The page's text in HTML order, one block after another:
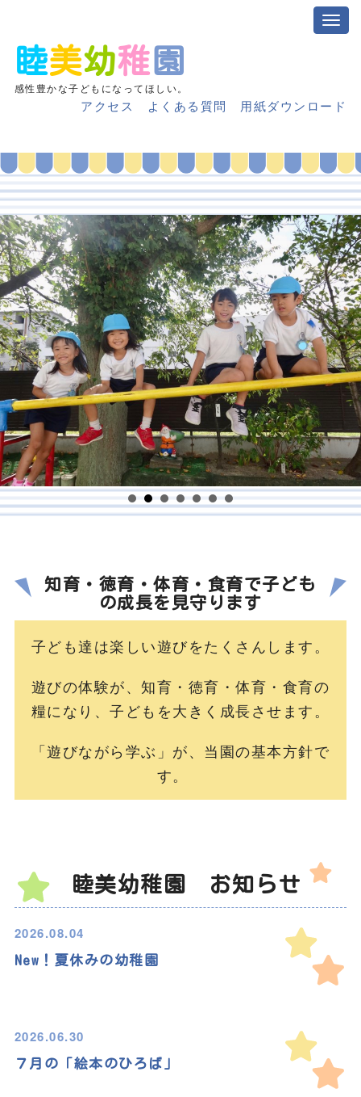
睦美幼稚 園
感性豊かな子どもになってほしい。
アクセス よくある質問 用紙ダウンロード
知育・徳育・体育・食育で子ども
の成長を見守ります
子ども達は楽しい遊びをたくさんします。
遊びの体験が、知育・徳育・体育・食育の
糧になり、子どもを大きく成長させます。
「遊びながら学ぶ」が、当園の基本方針で
す。
睦美幼稚園 お知らせ
2026.08.04
New！夏休みの幼稚園
2026.06.30
７月の「絵本のひろば」